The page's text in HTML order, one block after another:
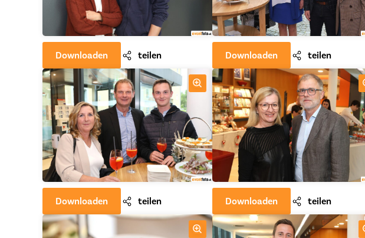
Downloaden teilen Downloaden teilen
Downloaden teilen Downloaden teilen